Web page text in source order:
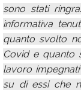
sono stati
informativa
quanto svolto
Covid e quanto
lavoro
su di essi che